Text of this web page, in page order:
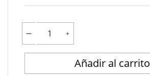
Añadir al carrito